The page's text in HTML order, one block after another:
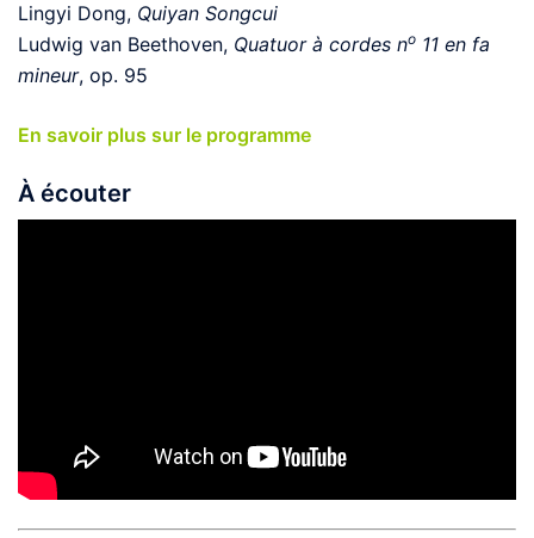
Lingyi Dong, Quiyan Songcui
Ludwig van Beethoven, Quatuor à cordes no 11 en fa
mineur, op. 95
En savoir plus sur le programme
À écouter